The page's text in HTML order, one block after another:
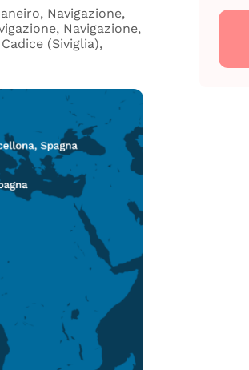
Navigazione,
Navigazione,
(Siviglia),